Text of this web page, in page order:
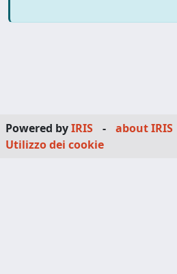
Powered byIRIS - about IRIS
Utilizzo dei cookie